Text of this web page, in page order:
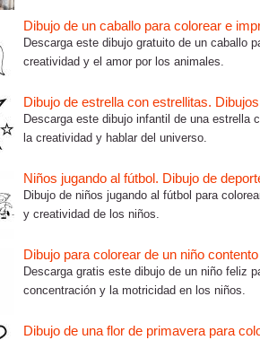
Dibujo de un caballo para colorear e
Descarga este dibujo gratuito de un caballo
creatividad y el amor por los animales.
Dibujo de estrella con estrellitas.
Descarga este dibujo infantil de una estrella
la creatividad y hablar del universo.
Niños jugando al fútbol. Dibujo de
Dibujo de niños jugando al fútbol para
y creatividad de los niños.
Dibujo para colorear de un niño
Descarga gratis este dibujo de un niño feliz
concentración y la motricidad en los niños.
Dibujo de una flor de primavera para